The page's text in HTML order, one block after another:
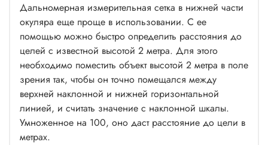
Дальномерная измерительная сетка в нижней части
окуляра еще проще в использовании. С ее
помощью можно быстро определить расстояния до
целей с известной высотой 2 метра. Для этого
необходимо поместить объект высотой 2 метра в поле
зрения так, чтобы он точно помещался между
верхней наклонной и нижней горизонтальной
линией, и считать значение с наклонной шкалы.
Умноженное на 100, оно даст расстояние до цели в
метрах.